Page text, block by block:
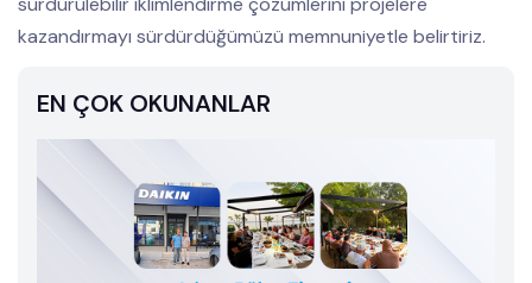
kazandırmayı sürdürdüğümüzü memnuniyetle belirtiriz.
EN ÇOK OKUNANLAR